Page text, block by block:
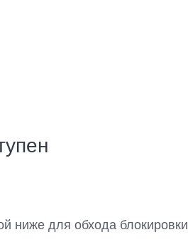
ниже для обхода блокировки